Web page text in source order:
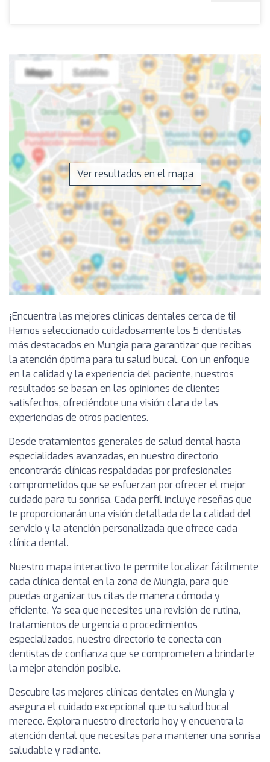
Ver resultados en el mapa
¡Encuentra las mejores clínicas dentales cerca de ti!
Hemos seleccionado cuidadosamente los 5 dentistas
más destacados en Mungia para garantizar que recibas
la atención óptima para tu salud bucal. Con un enfoque
en la calidad y la experiencia del paciente, nuestros
resultados se basan en las opiniones de clientes
satisfechos, ofreciéndote una visión clara de las
experiencias de otros pacientes.
Desde tratamientos generales de salud dental hasta
especialidades avanzadas, en nuestro directorio
encontrarás clínicas respaldadas por profesionales
comprometidos que se esfuerzan por ofrecer el mejor
cuidado para tu sonrisa. Cada perfil incluye reseñas que
te proporcionarán una visión detallada de la calidad del
servicio y la atención personalizada que ofrece cada
clínica dental.
Nuestro mapa interactivo te permite localizar fácilmente
cada clínica dental en la zona de Mungia, para que
puedas organizar tus citas de manera cómoda y
eficiente. Ya sea que necesites una revisión de rutina,
tratamientos de urgencia o procedimientos
especializados, nuestro directorio te conecta con
dentistas de confianza que se comprometen a brindarte
la mejor atención posible.
Descubre las mejores clínicas dentales en Mungia y
asegura el cuidado excepcional que tu salud bucal
merece. Explora nuestro directorio hoy y encuentra la
atención dental que necesitas para mantener una sonrisa
saludable y radiante.